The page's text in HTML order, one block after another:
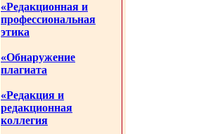
«Редакционная и
профессиональная
этика
«Обнаружение
плагиата
«Редакция и
редакционная
коллегия